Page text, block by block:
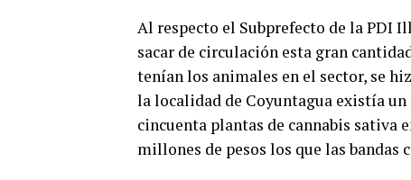
Al respecto el Subprefecto de la PDI
sacar de circulación esta gran
tenían los animales en el sector, se
la localidad de Coyuntagua existía
cincuenta plantas de cannabis sativa
millones de pesos los que las bandas